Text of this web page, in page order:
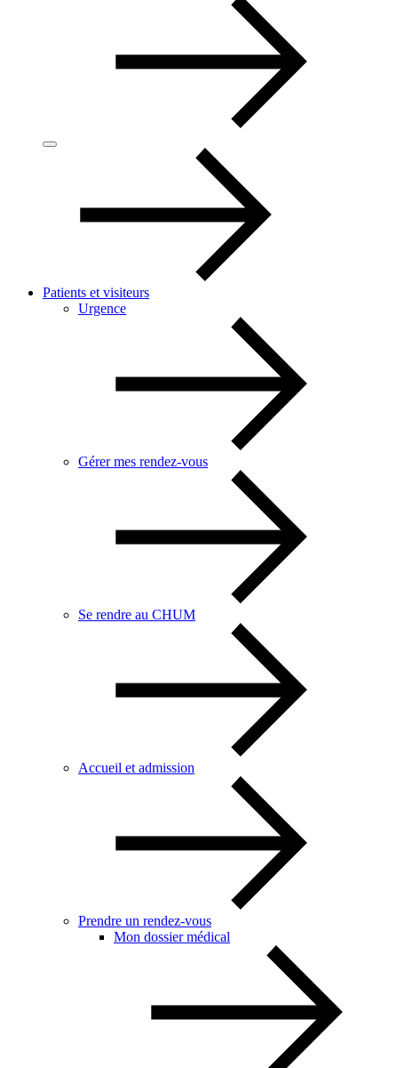
Patients et visiteurs
Urgence
Gérer mes rendez-vous
Se rendre au CHUM
Accueil et admission
Prendre un rendez-vous
Mon dossier médical